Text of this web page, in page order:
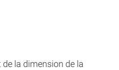
de la dimension de la